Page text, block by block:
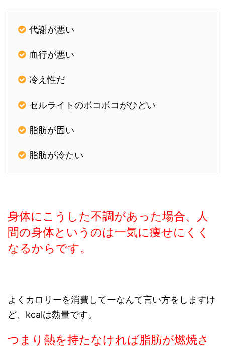
代謝が悪い
血行が悪い
冷え性だ
セルライトのボコボコがひどい
脂肪が固い
脂肪が冷たい
身体にこうした不調があった場合、人
間の身体というのは一気に痩せにくく
なるからです。
よくカロリーを消費してーなんて言い方をしますけ
ど、kcalは熱量です。
つまり熱を持たなければ脂肪が燃焼さ